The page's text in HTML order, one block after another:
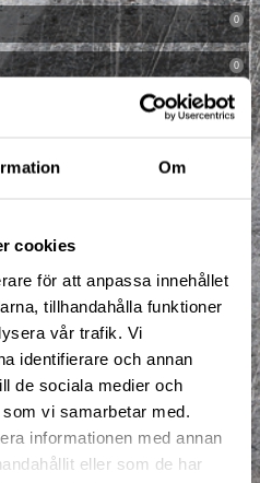
Om
cookies
för att anpassa innehållet
tillhandahålla funktioner
vår trafik. Vi
identifierare och annan
de sociala medier och
vi samarbetar med.
informationen med annan
eller som de har
0
0
0